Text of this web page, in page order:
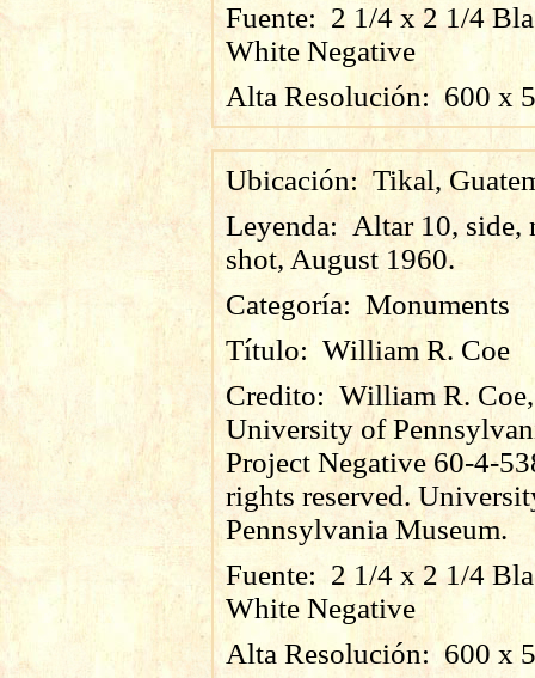
Fuente: 2 1/4 x 2 1/4
White Negative
Alta Resolución:600 x
Ubicación:Tikal,
Leyenda:Altar 10, side,
shot, August 1960.
Categoría: Monuments
Título: William R. Coe
Credito: William R. Coe,
University of
Project Negative 60-4-
rights reserved.
Pennsylvania Museum.
Fuente: 2 1/4 x 2 1/4
White Negative
Alta Resolución:600 x